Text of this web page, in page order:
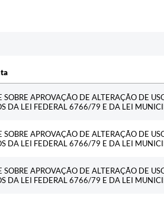
SOBRE APROVAÇÃO DE ALTERAÇÃO DE
DA LEI FEDERAL 6766/79 E DA LEI
SOBRE APROVAÇÃO DE ALTERAÇÃO DE
DA LEI FEDERAL 6766/79 E DA LEI
SOBRE APROVAÇÃO DE ALTERAÇÃO DE
DA LEI FEDERAL 6766/79 E DA LEI